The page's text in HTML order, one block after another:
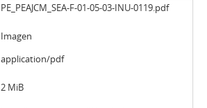
PE_PEAJCM_SEA-F-01-05-03-INU-0119.pdf
Imagen
application/pdf
2 MiB